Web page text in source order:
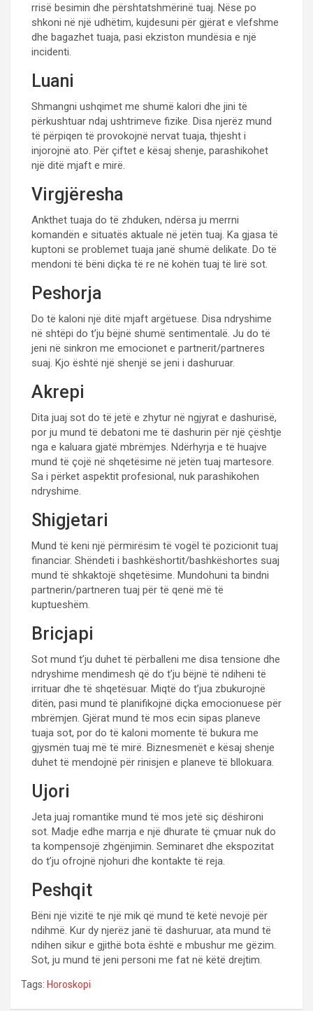
rrisë besimin dhe përshtatshmërinë tuaj. Nëse po
shkoni në një udhëtim, kujdesuni për gjërat e vlefshme
dhe bagazhet tuaja, pasi ekziston mundësia e një
incidenti.
Luani
Shmangni ushqimet me shumë kalori dhe jini të
përkushtuar ndaj ushtrimeve fizike. Disa njerëz mund
të përpiqen të provokojnë nervat tuaja, thjesht i
injorojnë ato. Për çiftet e kësaj shenje, parashikohet
një ditë mjaft e mirë.
Virgjëresha
Ankthet tuaja do të zhduken, ndërsa ju merrni
komandën e situatës aktuale në jetën tuaj. Ka gjasa të
kuptoni se problemet tuaja janë shumë delikate. Do të
mendoni të bëni diçka të re në kohën tuaj të lirë sot.
Peshorja
Do të kaloni një ditë mjaft argëtuese. Disa ndryshime
në shtëpi do t’ju bëjnë shumë sentimentalë. Ju do të
jeni në sinkron me emocionet e partnerit/partneres
suaj. Kjo është një shenjë se jeni i dashuruar.
Akrepi
Dita juaj sot do të jetë e zhytur në ngjyrat e dashurisë,
por ju mund të debatoni me të dashurin për një çështje
nga e kaluara gjatë mbrëmjes. Ndërhyrja e të huajve
mund të çojë në shqetësime në jetën tuaj martesore.
Sa i përket aspektit profesional, nuk parashikohen
ndryshime.
Shigjetari
Mund të keni një përmirësim të vogël të pozicionit tuaj
financiar. Shëndeti i bashkëshortit/bashkëshortes suaj
mund të shkaktojë shqetësime. Mundohuni ta bindni
partnerin/partneren tuaj për të qenë më të
kuptueshëm.
Bricjapi
Sot mund t’ju duhet të përballeni me disa tensione dhe
ndryshime mendimesh që do t’ju bëjnë të ndiheni të
irrituar dhe të shqetësuar. Miqtë do t’jua zbukurojnë
ditën, pasi mund të planifikojnë diçka emocionuese për
mbrëmjen. Gjërat mund të mos ecin sipas planeve
tuaja sot, por do të kaloni momente të bukura me
gjysmën tuaj më të mirë. Biznesmenët e kësaj shenje
duhet të mendojnë për rinisjen e planeve të bllokuara.
Ujori
Jeta juaj romantike mund të mos jetë siç dëshironi
sot. Madje edhe marrja e një dhurate të çmuar nuk do
ta kompensojë zhgënjimin. Seminaret dhe ekspozitat
do t’ju ofrojnë njohuri dhe kontakte të reja.
Peshqit
Bëni një vizitë te një mik që mund të ketë nevojë për
ndihmë. Kur dy njerëz janë të dashuruar, ata mund të
ndihen sikur e gjithë bota është e mbushur me gëzim.
Sot, ju mund të jeni personi me fat në këtë drejtim.
Tags: Horoskopi